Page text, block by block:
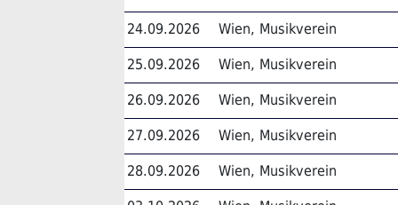
24.09.2026 Wien, Musikverein
25.09.2026 Wien, Musikverein
26.09.2026 Wien, Musikverein
27.09.2026 Wien, Musikverein
28.09.2026 Wien, Musikverein